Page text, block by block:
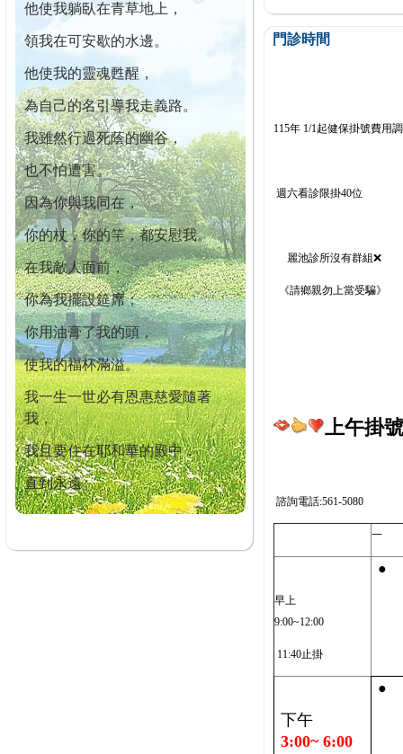
他使我躺臥在青草地上，
領我在可安歇的水邊。
他使我的靈魂甦醒，
為自己的名引導我走義路。
我雖然行過死蔭的幽谷，
也不怕遭害。
因為你與我同在，
你的杖，你的竿，都安慰我。
在我敵人面前，
你為我擺設筵席；
你用油膏了我的頭，
使我的福杯滿溢。
我一生一世必有恩惠慈愛隨著
我，
我且要住在耶和華的殿中，
直到永遠。
門診時間
115年 1/1起健保掛號費用
週六看診限掛40位
麗池診所沒有群組❌
《請鄉親勿上當受騙》
上午掛
諮詢電話:561-5080
一
早上
9:00~12:00
11:40止掛
●
下午
3:00~ 6:00
●